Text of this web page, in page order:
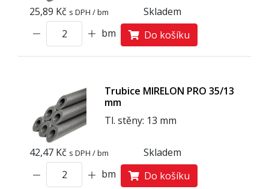
25,89 Kč s DPH / bm
Skladem
bm
Do košíku
Trubice MIRELON PRO 35/13
mm
Tl. stěny: 13 mm
42,47 Kč s DPH / bm
Skladem
bm
Do košíku